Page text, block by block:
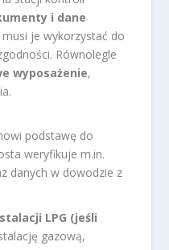
i dane
je wykorzystać do
Równolegle
wyposażenie,
podstawę do
weryfikuje m.in.
danych w dowodzie z
LPG (jeśli
gazową,